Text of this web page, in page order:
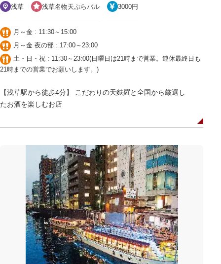
浅草 浅草名物天ぷらバル 3000円
月～金 : 11:30～15:00
月～金 夜の部 : 17:00～23:00
土・日・祝 : 11:30～23:00(日曜日は21時まで営業。連休最終日も
21時までの営業でお願いします。)
【浅草駅から徒歩4分】 こだわりの天麩羅と全国から厳選し
たお酒を楽しむお店